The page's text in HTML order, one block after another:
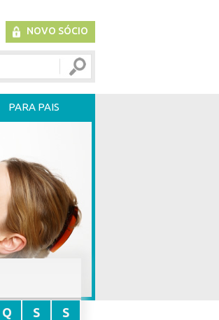
NOVO SÓCIO
PARA PAIS
Q S
S